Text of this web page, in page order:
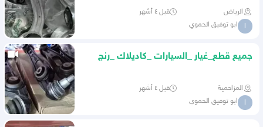
الرياض قبل ٤ أشهر
ا ابو توفيق الحموي
جميع قطع_غيار _السيارات _كاديلاك _رنج
المزاحمية قبل ٤ أشهر
ا ابو توفيق الحموي